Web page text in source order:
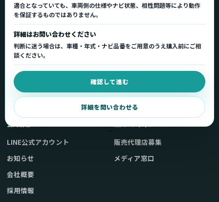
適合となっていても、車両側の仕様やナビ状態、相性問題等により動作
を保証するものではありません。
詳細はお問い合わせください
判断に迷う場合は、車種・年式・ナビ品番をご用意のうえ購入前にご相
談ください。
確認して進む
詳細を問い合わせる
製品を探す
製品一覧
車種適合を確認
用途から製品を選ぶ
取扱店舗・購入先
弊社販売ストアへ
使い方ガイド
Q&A・症状別サポート
起動不良復旧サービス
公式情報
LINE公式アカウント
お知らせ
会社概要
採用情報
販売代理店募集
メディア窓口